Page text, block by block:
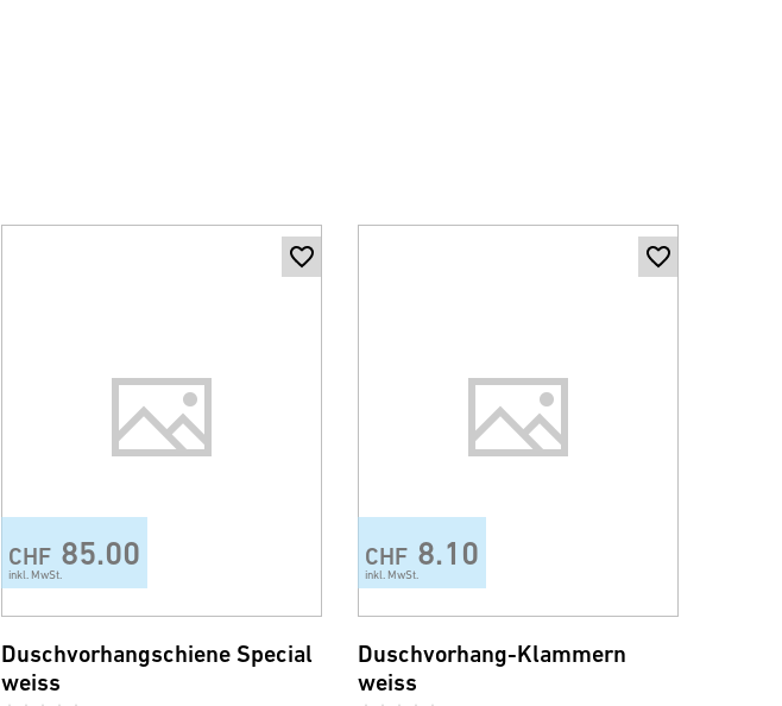
CHF 85.00
inkl. MwSt.
Duschvorhangschiene Special
weiss
CHF 8.10
inkl. MwSt.
Duschvorhang-Klammern
weiss